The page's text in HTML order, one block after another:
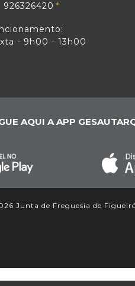
- 9h00 - 13h00
AQUI A APP
Junta de Freguesia de